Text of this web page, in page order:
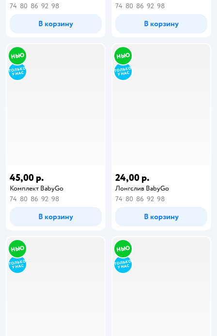
74 80 86 92 98
В корзину
74 80 86 92 98
В корзину
45,00 р.
Комплект BabyGo
74 80 86 92 98
В корзину
24,00 р.
Лонгслив BabyGo
74 80 86 92 98
В корзину